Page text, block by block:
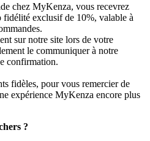
chez MyKenza, vous recevrez
exclusif de 10%, valable à
sur notre site lors de votre
le communiquer à notre
confirmation.
fidèles, pour vous remercier de
expérience MyKenza encore plus
?